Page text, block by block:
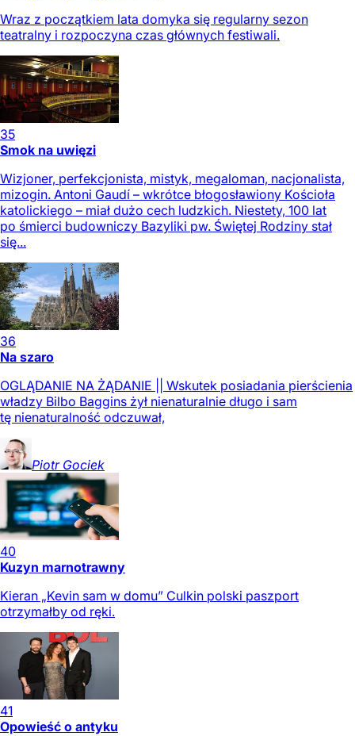
Wraz z początkiem lata domyka się regularny sezon
teatralny i rozpoczyna czas głównych festiwali.
35
Smok na uwięzi
Wizjoner, perfekcjonista, mistyk, megaloman, nacjonalista,
mizogin. Antoni Gaudí – wkrótce błogosławiony Kościoła
katolickiego – miał dużo cech ludzkich. Niestety, 100 lat
po śmierci budowniczy Bazyliki pw. Świętej Rodziny stał
się...
36
Na szaro
OGLĄDANIE NA ŻĄDANIE || Wskutek posiadania pierścienia
władzy Bilbo Baggins żył nienaturalnie długo i sam
tę nienaturalność odczuwał,
Piotr Gociek
40
Kuzyn marnotrawny
Kieran „Kevin sam w domu” Culkin polski paszport
otrzymałby od ręki.
41
Opowieść o antyku